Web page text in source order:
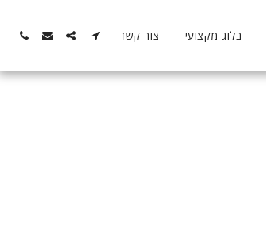
בלוג מקצועי צור קשר